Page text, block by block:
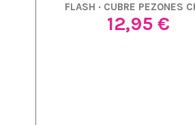
FLASH · CUBRE PEZONES
12,95 €